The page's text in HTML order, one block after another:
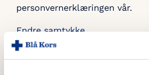
personvernerklæringen vår.
Endre samtykke
Hva handler indre og ytre